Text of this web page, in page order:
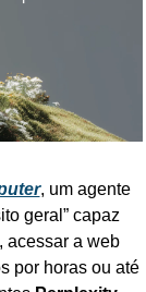
, um agente
geral” capaz
acessar a web
por horas ou até